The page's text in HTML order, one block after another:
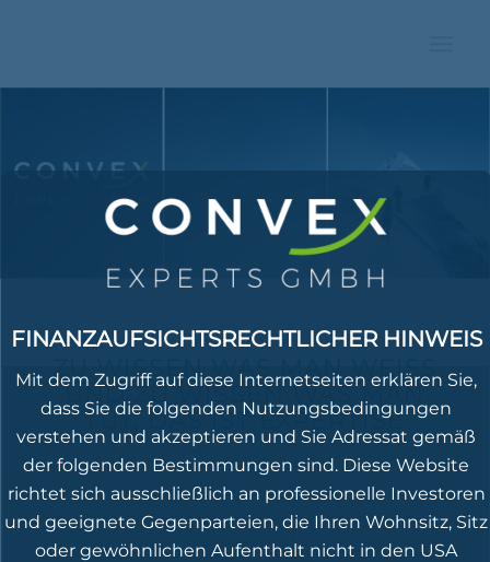
ZU WISSEN WAS MAN WEISS
UND ZU WISSEN WAS MAN
TUT, DAS IST EXPERTISE
CONVEX Experts, die erste Adresse für
konvexe Investmentlösungen.
FINANZAUFSICHTSRECHTLICHER HINWEIS
Mit dem Zugriff auf diese Internetseiten erklären Sie,
dass Sie die folgenden Nutzungsbedingungen
verstehen und akzeptieren und Sie Adressat gemäß
der folgenden Bestimmungen sind. Diese Website
richtet sich ausschließlich an professionelle Investoren
und geeignete Gegenparteien, die Ihren Wohnsitz, Sitz
oder gewöhnlichen Aufenthalt nicht in den USA